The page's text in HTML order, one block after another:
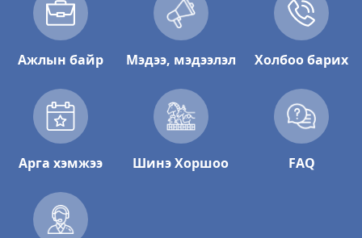
Ажлын байр Мэдээ, мэдээлэл Холбоо барих
Арга хэмжээ Шинэ Хоршоо FAQ